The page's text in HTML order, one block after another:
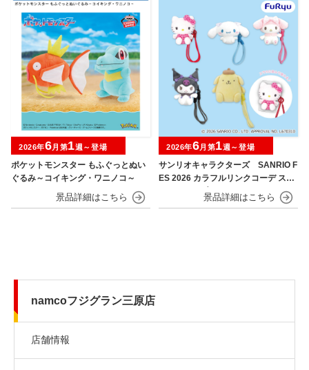
ポケットモンスター もふぐっとぬい
ぐるみ～コイキング・ワニノコ～
2026年6月第1週～登場
サンリオキャラクターズ SANRIO F
ES 2026 カラフルリンクコーデ スマ
ホストラップ
2026年6月第1週～登場
namcoフジグラン三原店
店舗情報